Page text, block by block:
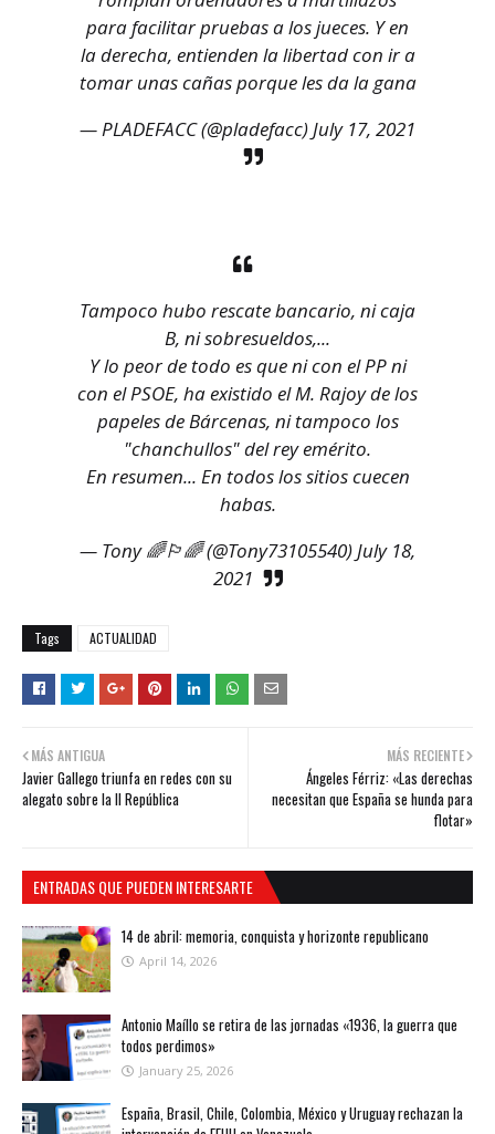
para facilitar pruebas a los jueces. Y en
la derecha, entienden la libertad con ir a
tomar unas cañas porque les da la gana
— PLADEFACC (@pladefacc)July 17, 2021
Tampoco hubo rescate bancario, ni caja
B, ni sobresueldos,...
Y lo peor de todo es que ni con el PP ni
con el PSOE, ha existido el M. Rajoy de los
papeles de Bárcenas, ni tampoco los
"chanchullos" del rey emérito.
En resumen... En todos los sitios cuecen
habas.
— Tony 🌈🏳️‍🌈 (@Tony73105540)July 18,
2021
Tags ACTUALIDAD
MÁS RECIENTE
Ángeles Férriz: «Las derechas
necesitan que España se hunda para
flotar»
MÁS ANTIGUA
Javier Gallego triunfa en redes con su
alegato sobre la II República
ENTRADAS QUE PUEDEN INTERESARTE
14 de abril: memoria, conquista y horizonte republicano
April 14, 2026
Antonio Maíllo se retira de las jornadas «1936, la guerra que
todos perdimos»
January 25, 2026
España, Brasil, Chile, Colombia, México y Uruguay rechazan la